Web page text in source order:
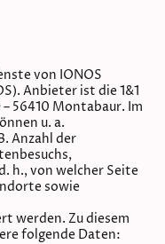
von IONOS
Anbieter ist die 1&1
– 56410 Montabaur. Im
u. a.
Anzahl der
h., von welcher Seite
sowie
werden. Zu diesem
folgende Daten: